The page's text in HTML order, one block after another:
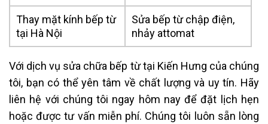
Thay mặt kính bếp từ
tại Hà Nội
Sửa bếp từ chập điện,
nhảy attomat
Với dịch vụ sửa chữa bếp từ tại Kiến Hưng của chúng
tôi, bạn có thể yên tâm về chất lượng và uy tín. Hãy
liên hệ với chúng tôi ngay hôm nay để đặt lịch hẹn
hoặc được tư vấn miễn phí. Chúng tôi luôn sẵn lòng